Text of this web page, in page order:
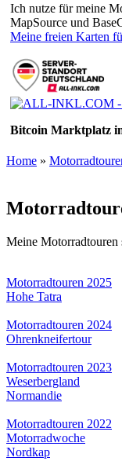
Ich nutze für meine
MapSource und
Meine freien Karten
Bitcoin Marktplatz
Home »
Meine Motorradtouren
Motorradtouren 2025
Hohe Tatra
Motorradtouren 2024
Ohrenkneifertour
Motorradtouren 2023
Weserbergland
Normandie
Motorradtouren 2022
Motorradwoche
Nordkap